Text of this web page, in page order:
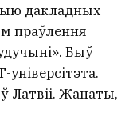
дакладных
праўлення
Быў
Латвіі. Жанаты,